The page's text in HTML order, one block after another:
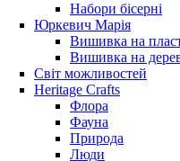
Набори бісерні
Юркевич Марія
Вишивка на
Вишивка на
Світ можливостей
Heritage Crafts
Флора
Фауна
Природа
Люди